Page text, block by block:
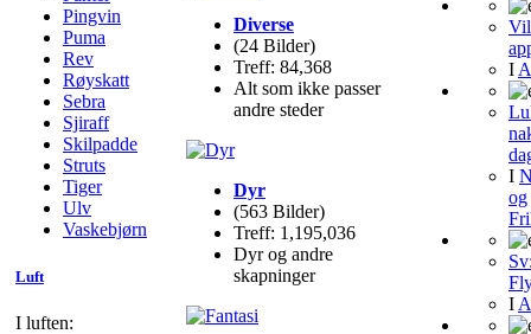
Pingvin
Puma
Rev
Røyskatt
Sebra
Sjiraff
Skilpadde
Struts
Tiger
Ulv
Vaskebjørn
Luft
I luften:
Diverse
(24 Bilder)
Treff: 84,368
Alt som ikke passer
andre steder
Dyr
(563 Bilder)
Treff: 1,195,036
Dyr og andre
skapninger
I
I
og
I